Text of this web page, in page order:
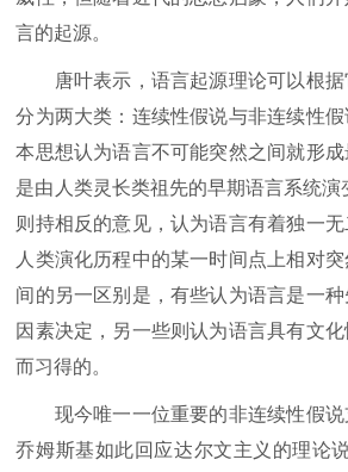
言的起源。
唐叶表示，语言起源理论可以根据
分为两大类：连续性假说与非连续性
本思想认为语言不可能突然之间就形
是由人类灵长类祖先的早期语言系统
则持相反的意见，认为语言有着独一
人类演化历程中的某一时间点上相对
间的另一区别是，有些认为语言是一
因素决定，另一些则认为语言具有文
而习得的。
现今唯一一位重要的非连续性假说
乔姆斯基如此回应达尔文主义的理论